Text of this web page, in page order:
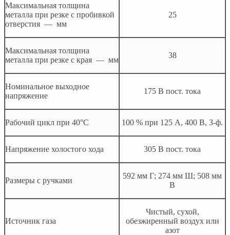
Максимальная толщина
металла при резке с пробивкой
отверстия — мм
25
Максимальная толщина
металла при резке с края — мм
38
Номинальное выходное
напряжение
175 В пост. тока
Рабочий цикл при 40°C 100 % при 125 А, 400 В, 3-ф.
Напряжение холостого хода 305 В пост. тока
Размеры с ручками
592 мм Г; 274 мм Ш; 508 мм
В
Источник газа
Чистый, сухой,
обезжиренный воздух или
азот